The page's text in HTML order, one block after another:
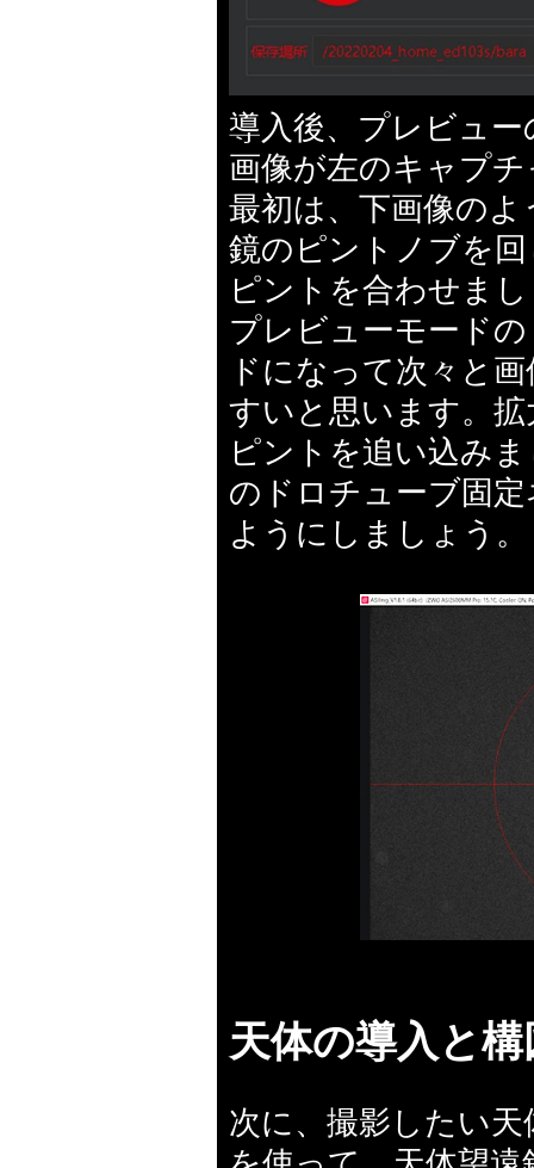
導入後、プレビュ
画像が左のキャプ
最初は、下画像の
鏡のピントノブを
ピントを合わせま
プレビューモード
ドになって次々と
すいと思います。
ピントを追い込み
のドロチューブ固
ようにしましょう。
天体の導入と
次に、撮影したい